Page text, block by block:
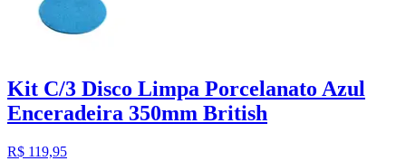
Kit C/3 Disco Limpa Porcelanato Azul
Enceradeira 350mm British
R$ 119,95